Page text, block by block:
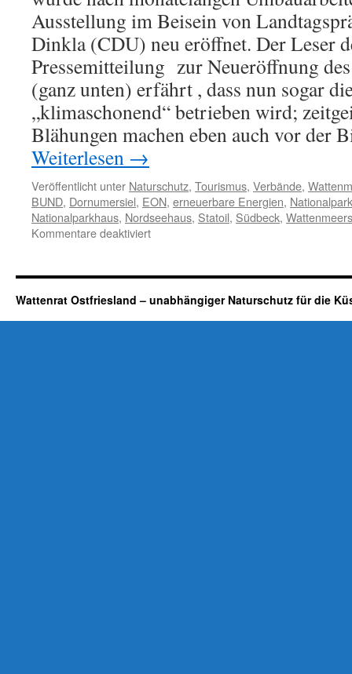
Ausstellung im Beisein von
Dinkla (CDU) neu eröffnet. Der Leser
Pressemitteilung zur Neueröffnung
(ganz unten) erfährt , dass nun sogar
„klimaschonend“ betrieben wird;
Blähungen machen eben auch vor der
Weiterlesen →
Veröffentlicht unter Naturschutz, Tourismus, Verbände,
BUND, Dornumersiel, EON, erneuerbare Energien,
Nationalparkhaus, Nordseehaus, Statoil, Südbeck,
Kommentare deaktiviertfür
Dornumersiel
neu
„klimaschonende
Wattenrat Ostfriesland – unabhängiger Naturschutz für die